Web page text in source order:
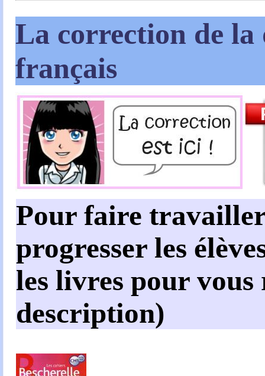
La correction de la
français
Pour faire
progresser les
les livres pour
description)